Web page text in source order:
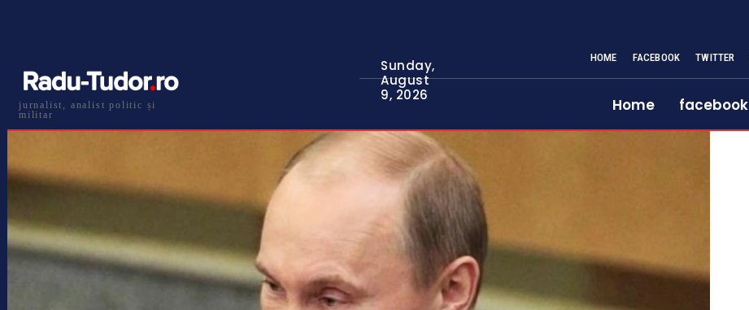
jurnalist, analist politic și
militar
Sunday,
August
9, 2026
HOME FACEBOOK TWITTER
Home facebook